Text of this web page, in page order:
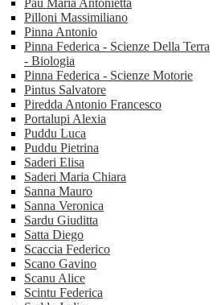
Pau Maria Antonietta
Pilloni Massimiliano
Pinna Antonio
Pinna Federica - Scienze Della Terra
- Biologia
Pinna Federica - Scienze Motorie
Pintus Salvatore
Piredda Antonio Francesco
Portalupi Alexia
Puddu Luca
Puddu Pietrina
Saderi Elisa
Saderi Maria Chiara
Sanna Mauro
Sanna Veronica
Sardu Giuditta
Satta Diego
Scaccia Federico
Scano Gavino
Scanu Alice
Scintu Federica